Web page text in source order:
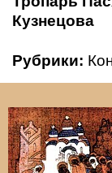
Кузнецова
Рубрики: